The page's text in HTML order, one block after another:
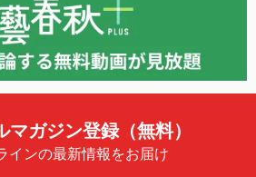
マガジン登録（無料）
インの最新情報をお届け